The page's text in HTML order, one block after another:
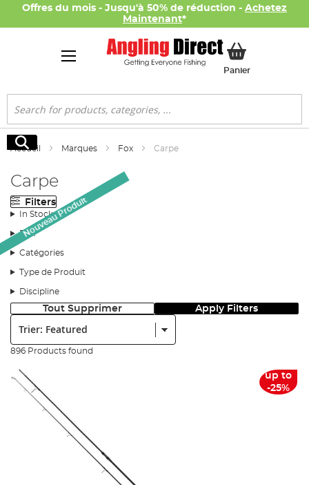
Offres du mois - Jusqu'à 50% de réduction - Achetez
Maintenant*
PanierMon panier
Rechercher
Rechercher
Accueil Marques Fox Carpe
Carpe
Filters
In Stock
Prix
Catégories
Type de Produit
Discipline
Tout Supprimer Apply Filters
896 Products found
up to
-25%
Nouveau Produit